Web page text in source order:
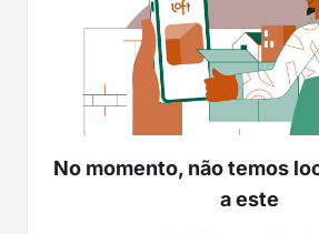
No momento, não temos
a este